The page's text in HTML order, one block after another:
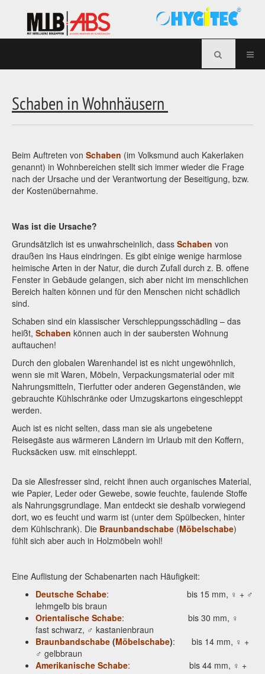
Schaben in Wohnhäusern
Beim Auftreten von Schaben (im Volksmund auch Kakerlaken
genannt) in Wohnbereichen stellt sich immer wieder die Frage
nach der Ursache und der Verantwortung der Beseitigung, bzw.
der Kostenübernahme.
Was ist die Ursache?
Grundsätzlich ist es unwahrscheinlich, dass Schaben von
draußen ins Haus eindringen. Es gibt einige wenige harmlose
heimische Arten in der Natur, die durch Zufall durch z. B. offene
Fenster in Gebäude gelangen, sich aber nicht im menschlichen
Bereich halten können und für den Menschen nicht schädlich
sind.
Schaben sind ein klassischer Verschleppungsschädling – das
heißt, Schaben können auch in der saubersten Wohnung
auftauchen!
Durch den globalen Warenhandel ist es nicht ungewöhnlich,
wenn sie mit Waren, Möbeln, Verpackungsmaterial oder mit
Nahrungsmitteln, Tierfutter oder anderen Gegenständen, wie
gebrauchte Kühlschränke oder Umzugskartons eingeschleppt
werden.
Auch ist es nicht selten, dass man sie als ungebetene
Reisegäste aus wärmeren Ländern im Urlaub mit den Koffern,
Rucksäcken usw. mit einschleppt.
Da sie Allesfresser sind, reicht ihnen auch organisches Material,
wie Papier, Leder oder Gewebe, sowie feuchte, faulende Stoffe
als Nahrungsgrundlage. Man entdeckt sie deshalb vorwiegend
dort, wo es feucht und warm ist (unter dem Spülbecken, hinter
dem Kühlschrank). Die Braunbandschabe (Möbelschabe)
fühlt sich aber auch in Holzmöbeln wohl!
Eine Auflistung der Schabenarten nach Häufigkeit:
Deutsche Schabe: bis 15 mm, ♀ + ♂
lehmgelb bis braun
Orientalische Schabe: bis 30 mm, ♀
fast schwarz, ♂ kastanienbraun
Braunbandschabe (Möbelschabe): bis 14 mm, ♀ +
♂ gelbbraun
Amerikanische Schabe: bis 44 mm, ♀ +